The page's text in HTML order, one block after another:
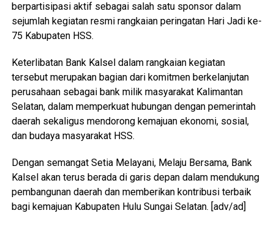
berpartisipasi aktif sebagai salah satu sponsor dalam
sejumlah kegiatan resmi rangkaian peringatan Hari Jadi ke-
75 Kabupaten HSS.
Keterlibatan Bank Kalsel dalam rangkaian kegiatan
tersebut merupakan bagian dari komitmen berkelanjutan
perusahaan sebagai bank milik masyarakat Kalimantan
Selatan, dalam memperkuat hubungan dengan pemerintah
daerah sekaligus mendorong kemajuan ekonomi, sosial,
dan budaya masyarakat HSS.
Dengan semangat Setia Melayani, Melaju Bersama, Bank
Kalsel akan terus berada di garis depan dalam mendukung
pembangunan daerah dan memberikan kontribusi terbaik
bagi kemajuan Kabupaten Hulu Sungai Selatan. [adv/ad]